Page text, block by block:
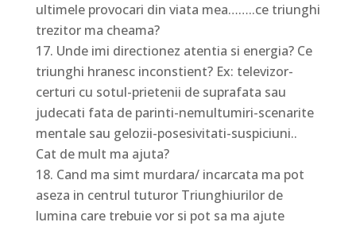
ultimele provocari din viata mea……..ce triunghi
trezitor ma cheama?
Unde imi directionez atentia si energia? Ce
triunghi hranesc inconstient? Ex: televizor-
certuri cu sotul-prietenii de suprafata sau
judecati fata de parinti-nemultumiri-scenarite
mentale sau gelozii-posesivitati-suspiciuni..
Cat de mult ma ajuta?
Cand ma simt murdara/ incarcata ma pot
aseza in centrul tuturor Triunghiurilor de
lumina care trebuie vor si pot sa ma ajute